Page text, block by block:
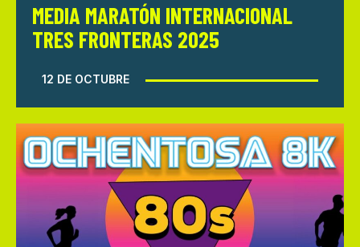
MEDIA MARATÓN INTERNACIONAL
TRES FRONTERAS 2025
12 DE OCTUBRE